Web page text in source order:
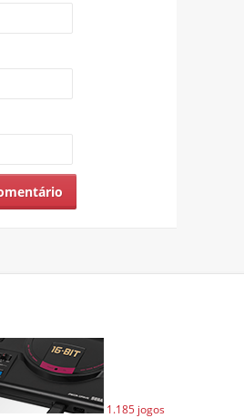
1.185 jogos